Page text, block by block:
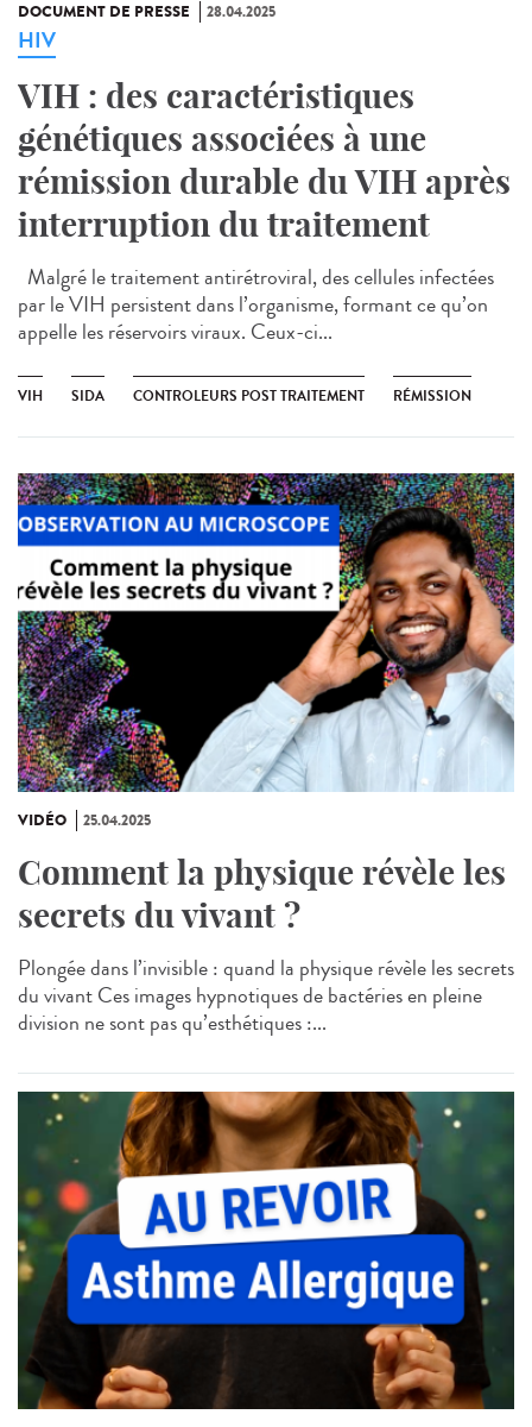
DOCUMENT DE PRESSE 28.04.2025
HIV
VIH : des caractéristiques
génétiques associées à une
rémission durable du VIH après
interruption du traitement
Malgré le traitement antirétroviral, des cellules infectées
par le VIH persistent dans l’organisme, formant ce qu’on
appelle les réservoirs viraux. Ceux-ci...
VIH SIDA CONTROLEURS POST TRAITEMENT RÉMISSION
VIDÉO 25.04.2025
Comment la physique révèle les
secrets du vivant ?
Plongée dans l’invisible : quand la physique révèle les secrets
du vivant Ces images hypnotiques de bactéries en pleine
division ne sont pas qu’esthétiques :...